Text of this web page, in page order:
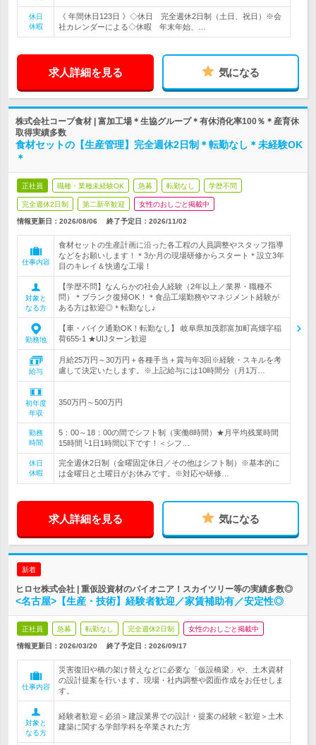
休日
休暇
《 年間休日123日 》◇休日 完全週休2日制（土日、祝日）※会
社カレンダーによる◇休暇 年末年始、…
求人詳細を見る 気になる
株式会社コープ食材 | 富加工場＊生協グループ＊有休消化率100％＊産育休
取得実績多数
食材セットの【生産管理】完全週休2日制＊転勤なし＊未経験OK
＊
正社員 職種・業種未経験OK 急募 転勤なし 学歴不問
完全週休2日制 第二新卒歓迎 女性のおしごと掲載中
情報更新日：2026/08/06 終了予定日： 2026/11/02
仕事内容
食材セットの生産計画に沿った各工程の人員調整やスタッフ指導
などをお願いします！＊3か月の現場研修からスタート＊設立3年
目のキレイ＆快適な工場！
対象と
なる方
【学歴不問】なんらかの社会人経験（2年以上／業界・職種不
問）＊ブランク復帰OK！＊食品工場勤務やマネジメント経験が
ある方は歓迎◎＊転勤なし♪
勤務地
【車・バイク通勤OK！転勤なし】 岐阜県加茂郡富加町高畑字稲
荷655-1 ★UIJターン歓迎
給与
月給25万円～30万円＋各種手当＋賞与年3回※経験・スキルを考
慮して決定いたします。※上記給与には10時間分（月1万…
初年度
年収
350万円～500万円
勤務
時間
5：00～18：00の間でシフト制（実働8時間）★月平均残業時間
15時間└1日1時間以下です！＜シフ…
休日
休暇
完全週休2日制（金曜固定休日／その他はシフト制）※基本的に
は金曜日と土曜日がお休みです。※対応や研修…
求人詳細を見る 気になる
新着
ヒロセ株式会社 | 重仮設資材のパイオニア！スカイツリー等の実績多数◎
<名古屋>【生産・技術】経験者歓迎／家賃補助有／安定性◎
正社員 急募 転勤なし 完全週休2日制 女性のおしごと掲載中
情報更新日：2026/03/20 終了予定日： 2026/09/17
仕事内容
災害復旧や橋の架け替えなどに必要な「仮設橋梁」や、土木資材
の設計提案を行います。現場・社内調整や図面作成をお任せしま
す。
対象と
なる方
経験者歓迎＜必須＞建設業界での設計・提案の経験＜歓迎＞土木
建築に関する学部学科を卒業された方